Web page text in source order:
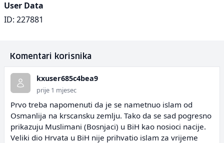
User Data
ID: 227881
Komentari korisnika
kxuser685c4bea9
prije 1 mjesec
Prvo treba napomenuti da je se nametnuo islam od
Osmanlija na krscansku zemlju. Tako da se sad pogresno
prikazuju Muslimani (Bosnjaci) u BiH kao nosioci nacije.
Veliki dio Hrvata u BiH nije prihvatio islam za vrijeme